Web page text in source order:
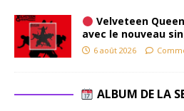
Velveteen
avec le nouveau
6 août 2026
ALBUM DE LA